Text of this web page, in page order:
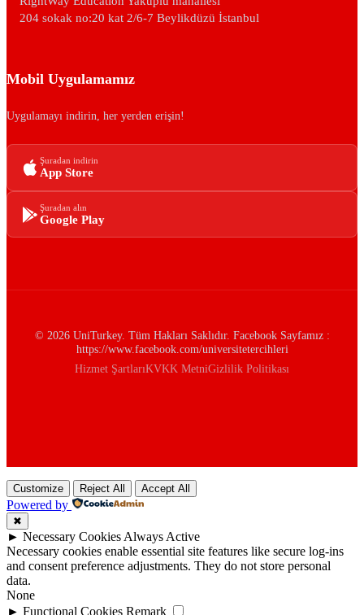
204 sokak no:20 kat 2/6-7 Beylikdüzü İstanbul
Mobil Uygulamamız
Uygulamayı indirin, her yerden erişin!
Şuradan indirin
App Store
Şuradan alın
Google Play
© 2026 UniTurkey. Tüm Hakları Saklıdır. Facebook Sayfamız :
https://www.facebook.com/universitetercihleri
Hizmet ŞartlarıKVKK MetniGizlilik Politikası
Customize Reject All Accept All
Powered by
✖
► Necessary Cookies Always Active
Necessary cookies enable essential site features like secure log-ins
and consent preference adjustments. They do not store personal
data.
None
► Functional Cookies Remark